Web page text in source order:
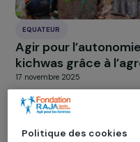
EQUATEUR
Agir pour
kichwas grâce à